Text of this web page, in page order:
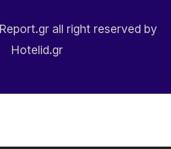
all right reserved by
Hotelid.gr